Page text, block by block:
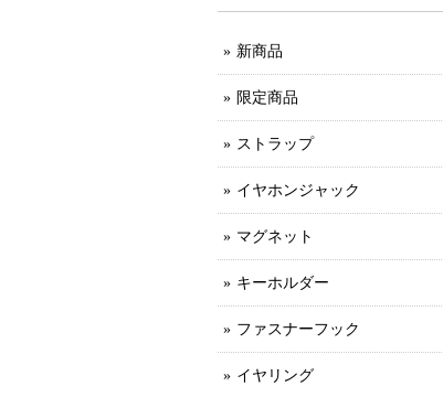
新商品
限定商品
ストラップ
イヤホンジャック
マグネット
キーホルダー
ファスナーフック
イヤリング